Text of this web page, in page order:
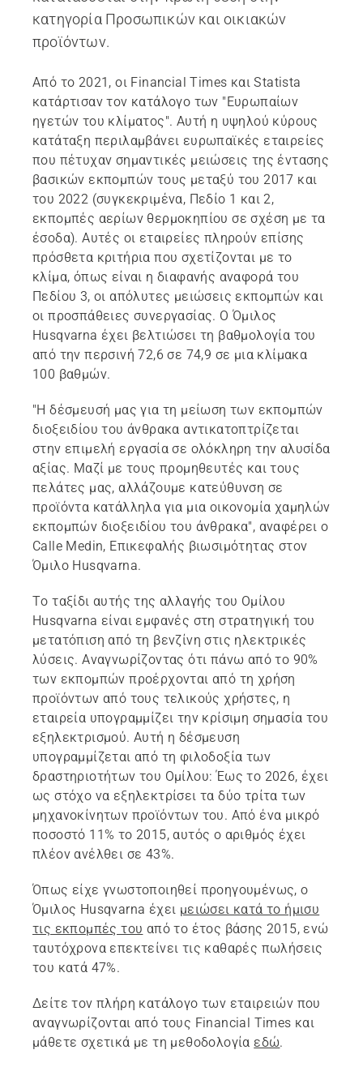
κατηγορία Προσωπικών και οικιακών
προϊόντων.
Από το 2021, οι Financial Times και Statista
κατάρτισαν τον κατάλογο των "Ευρωπαίων
ηγετών του κλίματος". Αυτή η υψηλού κύρους
κατάταξη περιλαμβάνει ευρωπαϊκές εταιρείες
που πέτυχαν σημαντικές μειώσεις της έντασης
βασικών εκπομπών τους μεταξύ του 2017 και
του 2022 (συγκεκριμένα, Πεδίο 1 και 2,
εκπομπές αερίων θερμοκηπίου σε σχέση με τα
έσοδα). Αυτές οι εταιρείες πληρούν επίσης
πρόσθετα κριτήρια που σχετίζονται με το
κλίμα, όπως είναι η διαφανής αναφορά του
Πεδίου 3, οι απόλυτες μειώσεις εκπομπών και
οι προσπάθειες συνεργασίας. Ο Όμιλος
Husqvarna έχει βελτιώσει τη βαθμολογία του
από την περσινή 72,6 σε 74,9 σε μια κλίμακα
100 βαθμών.
"Η δέσμευσή μας για τη μείωση των εκπομπών
διοξειδίου του άνθρακα αντικατοπτρίζεται
στην επιμελή εργασία σε ολόκληρη την αλυσίδα
αξίας. Μαζί με τους προμηθευτές και τους
πελάτες μας, αλλάζουμε κατεύθυνση σε
προϊόντα κατάλληλα για μια οικονομία χαμηλών
εκπομπών διοξειδίου του άνθρακα", αναφέρει ο
Calle Medin, Επικεφαλής βιωσιμότητας στον
Όμιλο Husqvarna.
Το ταξίδι αυτής της αλλαγής του Ομίλου
Husqvarna είναι εμφανές στη στρατηγική του
μετατόπιση από τη βενζίνη στις ηλεκτρικές
λύσεις. Αναγνωρίζοντας ότι πάνω από το 90%
των εκπομπών προέρχονται από τη χρήση
προϊόντων από τους τελικούς χρήστες, η
εταιρεία υπογραμμίζει την κρίσιμη σημασία του
εξηλεκτρισμού. Αυτή η δέσμευση
υπογραμμίζεται από τη φιλοδοξία των
δραστηριοτήτων του Ομίλου: Έως το 2026, έχει
ως στόχο να εξηλεκτρίσει τα δύο τρίτα των
μηχανοκίνητων προϊόντων του. Από ένα μικρό
ποσοστό 11% το 2015, αυτός ο αριθμός έχει
πλέον ανέλθει σε 43%.
Όπως είχε γνωστοποιηθεί προηγουμένως, ο
Όμιλος Husqvarna έχει μειώσει κατά το ήμισυ
τις εκπομπές του από το έτος βάσης 2015, ενώ
ταυτόχρονα επεκτείνει τις καθαρές πωλήσεις
του κατά 47%.
Δείτε τον πλήρη κατάλογο των εταιρειών που
αναγνωρίζονται από τους Financial Times και
μάθετε σχετικά με τη μεθοδολογίαεδώ.